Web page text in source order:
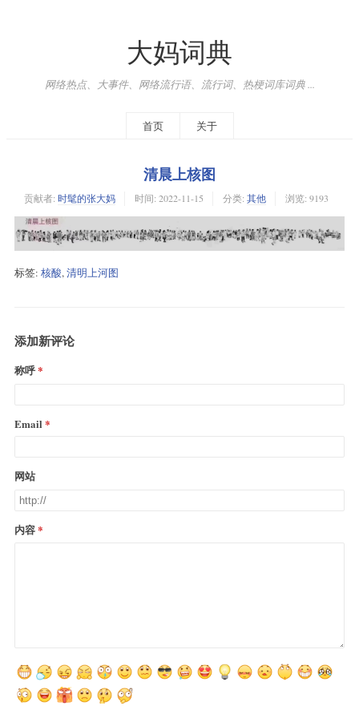
大妈词典
网络热点、大事件、网络流行语、流行词、热梗词库词典 ...
首页 关于
清晨上核图
贡献者: 时髦的张大妈 时间: 2022-11-15 分类: 其他 浏览: 9193
标签: 核酸,清明上河图
添加新评论
称呼
Email
网站
内容